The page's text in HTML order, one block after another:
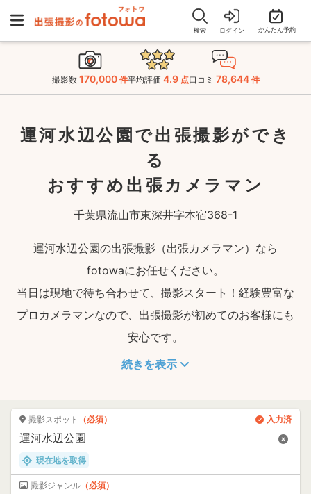
検索 ログイン かんたん予約
撮影数 170,000 件平均評価 4.9 点口コミ 78,644 件
運河水辺公園で出張撮影ができ
る
おすすめ出張カメラマン
千葉県流山市東深井字本宿368-1
運河水辺公園の出張撮影（出張カメラマン）なら
fotowaにお任せください。
当日は現地で待ち合わせて、撮影スタート！経験豊富な
プロカメラマンなので、出張撮影が初めてのお客様にも
安心です。
続きを表示
撮影スポット （必須） 入力済
現在地を取得
撮影ジャンル （必須）